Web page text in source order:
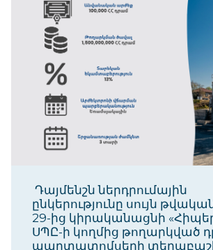
Դայմենշն ներդրումային
ընկերությունը սույն
29-ից կիրականացնի
ՍՊԸ-ի կողմից թողարկված
պարտատոմսերի